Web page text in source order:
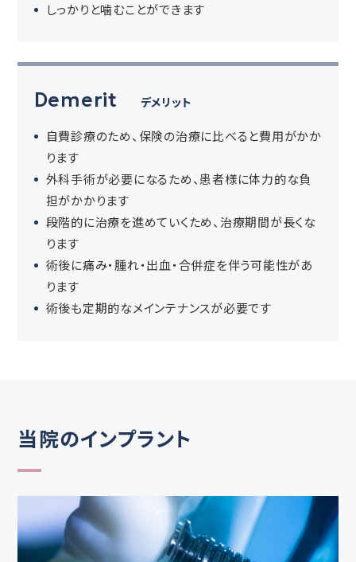
しっかりと噛むことができます
Demerit デメリット
自費診療のため、保険の治療に比べると費用がかか
ります
外科手術が必要になるため、患者様に体力的な負
担がかかります
段階的に治療を進めていくため、治療期間が長くな
ります
術後に痛み・腫れ・出血・合併症を伴う可能性があ
ります
術後も定期的なメインテナンスが必要です
当院のインプラント